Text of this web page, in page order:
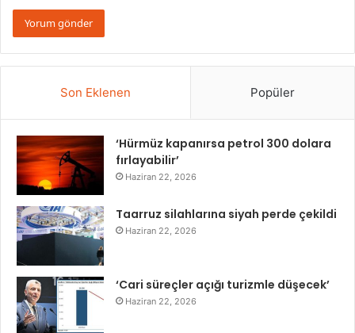
Son Eklenen Popüler
‘Hürmüz kapanırsa petrol 300 dolara
fırlayabilir’
Haziran 22, 2026
Taarruz silahlarına siyah perde çekildi
Haziran 22, 2026
‘Cari süreçler açığı turizmle düşecek’
Haziran 22, 2026